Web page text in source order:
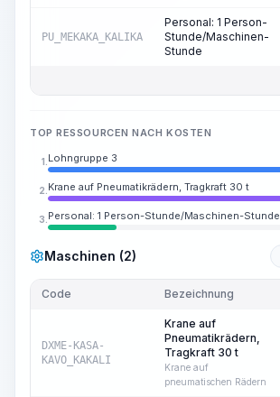
PU_MEKAKA_KALIKA
Personal: 1 Person-
Stunde/Maschinen-
Stunde
TOP RESSOURCEN NACH KOSTEN
1. Lohngruppe 3
2. Krane auf Pneumatikrädern, Tragkraft 30 t
3. Personal: 1 Person-Stunde/Maschinen-Stunde
Maschinen (2)
Code Bezeichnung
DXME-KASA-
KAVO_KAKALI
Krane auf
Pneumatikrädern,
Tragkraft 30 t
Krane auf
pneumatischen Rädern